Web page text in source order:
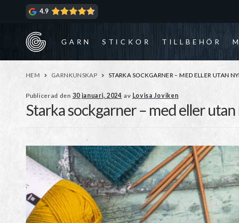
4.9
GARN STICKOR TILLBEHÖR
HEM GARNKUNSKAP STARKA SOCKGARNER – MED ELLER UTAN
Publicerad den 30 januari, 2024 av Lovisa Joviken
Starka sockgarner – med eller